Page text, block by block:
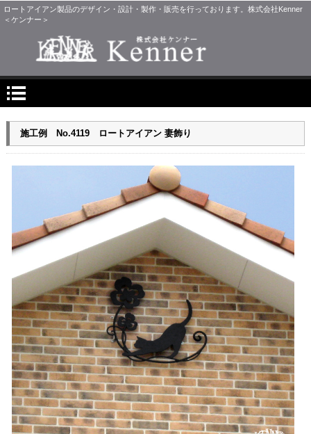
ロートアイアン製品のデザイン・設計・製作・販売を行っております。株式会社Kenner
＜ケンナー＞
施工例 No.4119 ロートアイアン 妻飾り